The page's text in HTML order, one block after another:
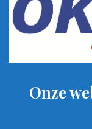
Onze